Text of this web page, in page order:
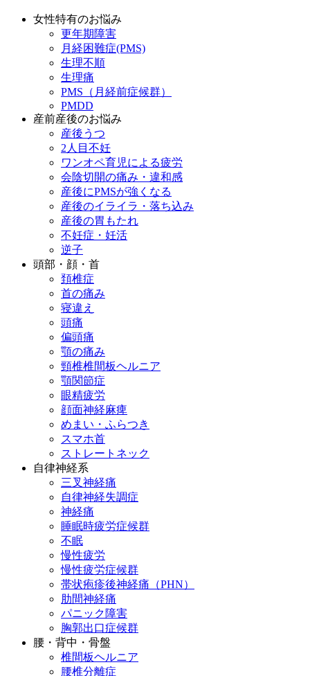
女性特有のお悩み
更年期障害
月経困難症(PMS)
生理不順
生理痛
PMS（月経前症候群）
PMDD
産前産後のお悩み
産後うつ
2人目不妊
ワンオペ育児による疲労
会陰切開の痛み・違和感
産後にPMSが強くなる
産後のイライラ・落ち込み
産後の胃もたれ
不妊症・妊活
逆子
頭部・顔・首
頚椎症
首の痛み
寝違え
頭痛
偏頭痛
顎の痛み
頸椎椎間板ヘルニア
顎関節症
眼精疲労
顔面神経麻痺
めまい・ふらつき
スマホ首
ストレートネック
自律神経系
三叉神経痛
自律神経失調症
神経痛
睡眠時疲労症候群
不眠
慢性疲労
慢性疲労症候群
帯状疱疹後神経痛（PHN）
肋間神経痛
パニック障害
胸郭出口症候群
腰・背中・骨盤
椎間板ヘルニア
腰椎分離症